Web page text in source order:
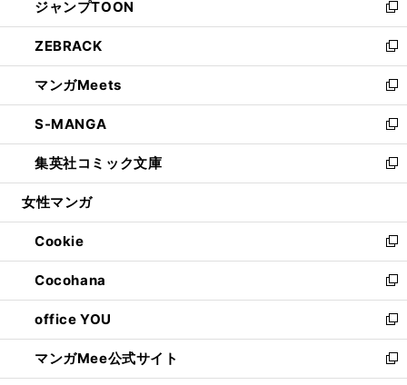
く
で
開
く
ド
ウ
で
開
く
ィ
ン
ド
ウ
で
開
く
い
ウ
ィ
ン
ド
ウ
で
開
く
ジャンプTOON
新
し
い
ウ
ィ
ン
ド
ウ
で
開
ZEBRACK
新
し
い
ウ
ィ
ン
ド
ウ
開
く
マンガMeets
新
し
い
ウ
ィ
ン
ウ
で
開
く
S-MANGA
新
し
い
ウ
ン
ド
ウ
で
開
く
集英社コミック文庫
新
し
ウ
ィ
ン
ド
ウ
で
開
く
女性マンガ
Cookie
新
し
い
ウ
ィ
ン
ド
ウ
Cocohana
新
し
い
ウ
ィ
ン
office YOU
新
し
い
ウ
マンガMee公式サイト
新
し